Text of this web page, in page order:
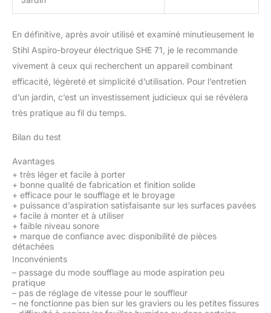
En définitive, après avoir utilisé et examiné minutieusement le
Stihl Aspiro-broyeur électrique SHE 71, je le recommande
vivement à ceux qui recherchent un appareil combinant
efficacité, légèreté et simplicité d’utilisation. Pour l’entretien
d’un jardin, c’est un investissement judicieux qui se révélera
très pratique au fil du temps.
Bilan du test
Avantages
+ très léger et facile à porter
+ bonne qualité de fabrication et finition solide
+ efficace pour le soufflage et le broyage
+ puissance d’aspiration satisfaisante sur les surfaces pavées
+ facile à monter et à utiliser
+ faible niveau sonore
+ marque de confiance avec disponibilité de pièces
détachées
Inconvénients
– passage du mode soufflage au mode aspiration peu
pratique
– pas de réglage de vitesse pour le souffleur
– ne fonctionne pas bien sur les graviers ou les petites fissures